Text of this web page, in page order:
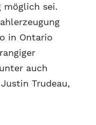
möglich sei.
in Ontario
auch
Trudeau,